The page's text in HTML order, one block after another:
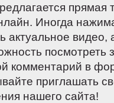
прямая
Иногда
актуальное
комментарий в
приглашать
нашего сайта!